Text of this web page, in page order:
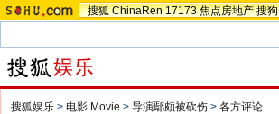
搜狐 ChinaRen 17173 焦点房地产 搜狗
搜狐娱乐 > 电影 Movie > 导演鄢颇被砍伤 > 各方评论